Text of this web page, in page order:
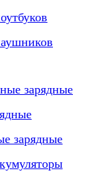
зарядные
зарядные